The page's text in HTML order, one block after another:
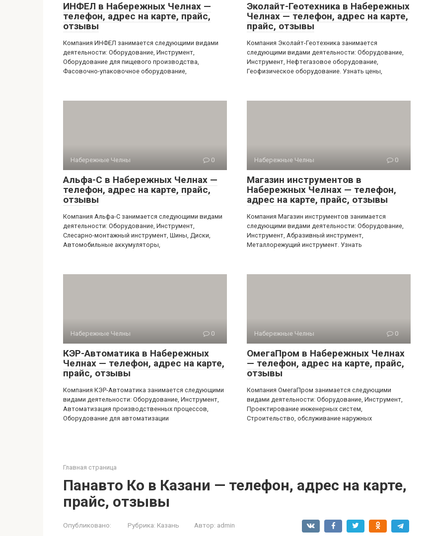
ИНФЕЛ в Набережных Челнах —
телефон, адрес на карте, прайс,
отзывы
Компания ИНФЕЛ занимается следующими видами
деятельности: Оборудование, Инструмент,
Оборудование для пищевого производства,
Фасовочно-упаковочное оборудование,
Эколайт-Геотехника в Набережных
Челнах — телефон, адрес на карте,
прайс, отзывы
Компания Эколайт-Геотехника занимается
следующими видами деятельности: Оборудование,
Инструмент, Нефтегазовое оборудование,
Геофизическое оборудование. Узнать цены,
Набережные Челны 0
Альфа-С в Набережных Челнах —
телефон, адрес на карте, прайс,
отзывы
Компания Альфа-С занимается следующими видами
деятельности: Оборудование, Инструмент,
Слесарно-монтажный инструмент, Шины, Диски,
Автомобильные аккумуляторы,
Набережные Челны 0
Магазин инструментов в
Набережных Челнах — телефон,
адрес на карте, прайс, отзывы
Компания Магазин инструментов занимается
следующими видами деятельности: Оборудование,
Инструмент, Абразивный инструмент,
Металлорежущий инструмент. Узнать
Набережные Челны 0
КЭР-Автоматика в Набережных
Челнах — телефон, адрес на карте,
прайс, отзывы
Компания КЭР-Автоматика занимается следующими
видами деятельности: Оборудование, Инструмент,
Автоматизация производственных процессов,
Оборудование для автоматизации
Набережные Челны 0
ОмегаПром в Набережных Челнах
— телефон, адрес на карте, прайс,
отзывы
Компания ОмегаПром занимается следующими
видами деятельности: Оборудование, Инструмент,
Проектирование инженерных систем,
Строительство, обслуживание наружных
Главная страница
Панавто Ко в Казани — телефон, адрес на карте,
прайс, отзывы
Опубликовано: Рубрика: Казань Автор: admin